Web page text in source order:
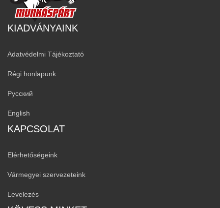
KIADVÁNYAINK
Adatvédelmi Tájékoztató
Régi honlapunk
Русский
English
KAPCSOLAT
Elérhetőségeink
Vármegyei szervezeteink
Levelezés